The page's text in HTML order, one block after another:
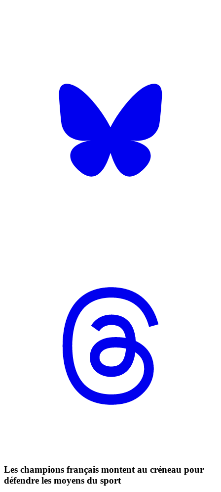
Les champions français montent au créneau pour
défendre les moyens du sport